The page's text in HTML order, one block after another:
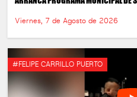
Viernes, 7 de Agosto de 2026
#FELIPE CARRILLO PUERTO